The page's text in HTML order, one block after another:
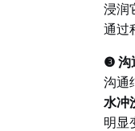
浸润
通过
❸ 沟
沟通
水冲
明显